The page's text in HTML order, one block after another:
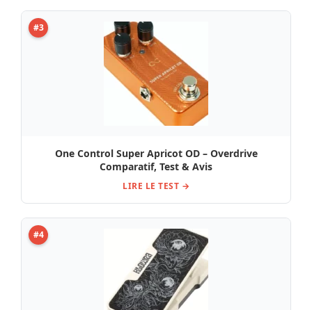
#3
One Control Super Apricot OD – Overdrive
Comparatif, Test & Avis
LIRE LE TEST →
#4